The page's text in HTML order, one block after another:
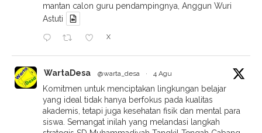
mantan calon guru pendampingnya, Anggun Wuri
Astuti
X
WartaDesa @warta_desa · 4 Agu
Komitmen untuk menciptakan lingkungan belajar
yang ideal tidak hanya berfokus pada kualitas
akademis, tetapi juga kesehatan fisik dan mental para
siswa. Semangat inilah yang melandasi langkah